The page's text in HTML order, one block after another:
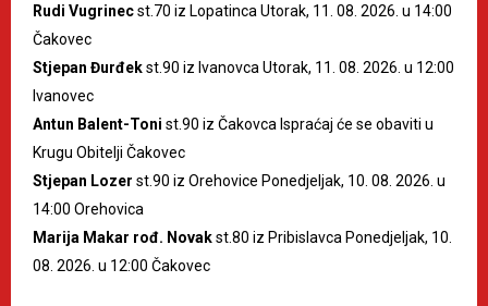
Rudi Vugrinecst.70 iz Lopatinca Utorak, 11. 08. 2026. u 14:00
Čakovec
Stjepan Đurđekst.90 iz Ivanovca Utorak, 11. 08. 2026. u 12:00
Ivanovec
Antun Balent-Toni st.90 iz Čakovca Ispraćaj će se obaviti u
Krugu Obitelji Čakovec
Stjepan Lozer st.90 iz Orehovice Ponedjeljak, 10. 08. 2026. u
14:00 Orehovica
Marija Makar rođ. Novakst.80 iz Pribislavca Ponedjeljak, 10.
08. 2026. u 12:00 Čakovec